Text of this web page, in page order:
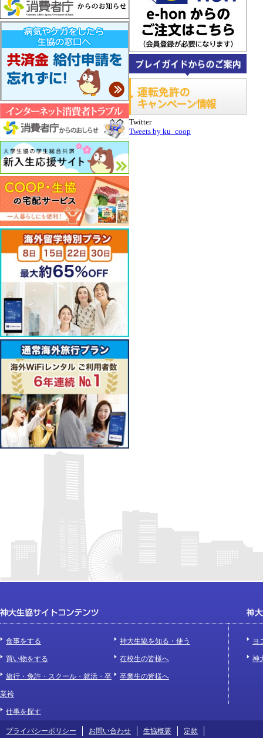
Twitter
Tweets by ku_coop
食事をする
買い物をする
旅行・免許・スクール・就活・卒
業袴
仕事を探す
神大生協を知る・使う
在校生の皆様へ
卒業生の皆様へ
ヨ
神
プライバシーポリシー お問い合わせ 生協概要 定款